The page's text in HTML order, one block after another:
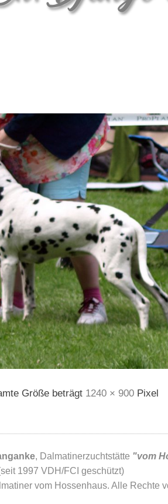
Größe beträgt 1240 × 900Pixel
, Dalmatinerzuchtstätte "vom
1997 VDH/FCI geschützt)
vom Hossenhaus. Alle Rechte